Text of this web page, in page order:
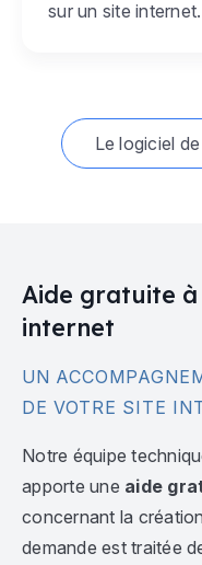
sur un site internet.
Le logiciel
Aide gratuite
internet
UN
DE VOTRE SITE
Notre équipe
apporte une aide
concernant la
demande est traitée